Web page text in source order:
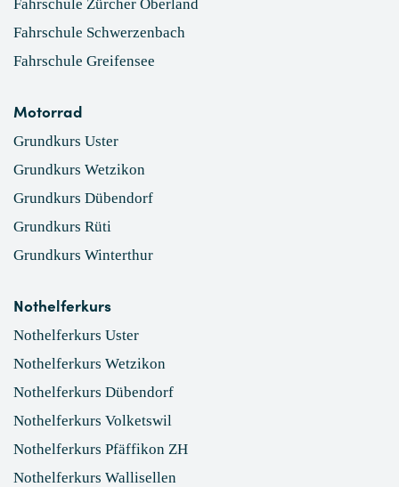
Fahrschule Zürcher Oberland
Fahrschule Schwerzenbach
Fahrschule Greifensee
Motorrad
Grundkurs Uster
Grundkurs Wetzikon
Grundkurs Dübendorf
Grundkurs Rüti
Grundkurs Winterthur
Nothelferkurs
Nothelferkurs Uster
Nothelferkurs Wetzikon
Nothelferkurs Dübendorf
Nothelferkurs Volketswil
Nothelferkurs Pfäffikon ZH
Nothelferkurs Wallisellen